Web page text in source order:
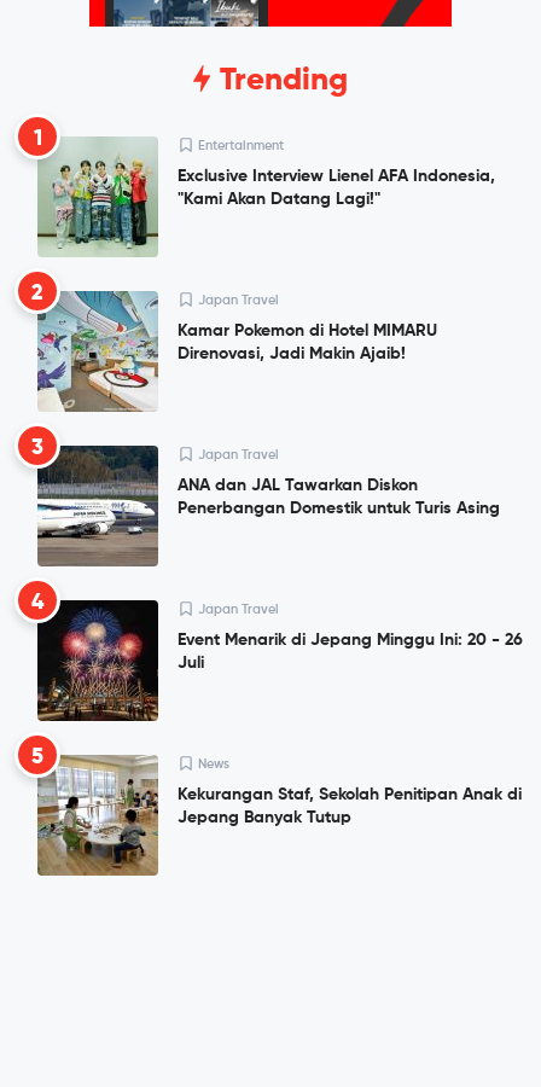
Trending
1 Entertainment
Exclusive Interview Lienel AFA Indonesia,
"Kami Akan Datang Lagi!"
2 Japan Travel
Kamar Pokemon di Hotel MIMARU
Direnovasi, Jadi Makin Ajaib!
3 Japan Travel
ANA dan JAL Tawarkan Diskon
Penerbangan Domestik untuk Turis Asing
4 Japan Travel
Event Menarik di Jepang Minggu Ini: 20 - 26
Juli
5 News
Kekurangan Staf, Sekolah Penitipan Anak di
Jepang Banyak Tutup